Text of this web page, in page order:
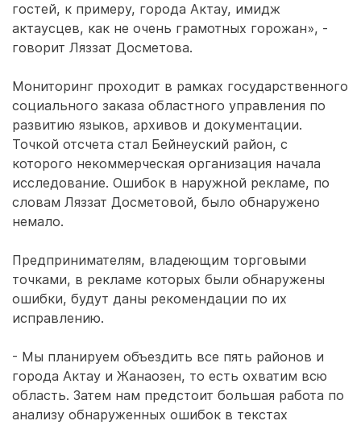
гостей, к примеру, города Актау, имидж
актаусцев, как не очень грамотных горожан», -
говорит Ляззат Досметова.
Мониторинг проходит в рамках государственного
социального заказа областного управления по
развитию языков, архивов и документации.
Точкой отсчета стал Бейнеуский район, с
которого некоммерческая организация начала
исследование. Ошибок в наружной рекламе, по
словам Ляззат Досметовой, было обнаружено
немало.
Предпринимателям, владеющим торговыми
точками, в рекламе которых были обнаружены
ошибки, будут даны рекомендации по их
исправлению.
- Мы планируем объездить все пять районов и
города Актау и Жанаозен, то есть охватим всю
область. Затем нам предстоит большая работа по
анализу обнаруженных ошибок в текстах